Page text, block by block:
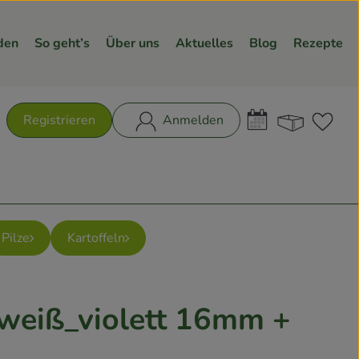
So geht’s Über uns Aktuelles Blog Rezepte
Registrieren Anmelden
Pilze Kartoffeln
16mm +